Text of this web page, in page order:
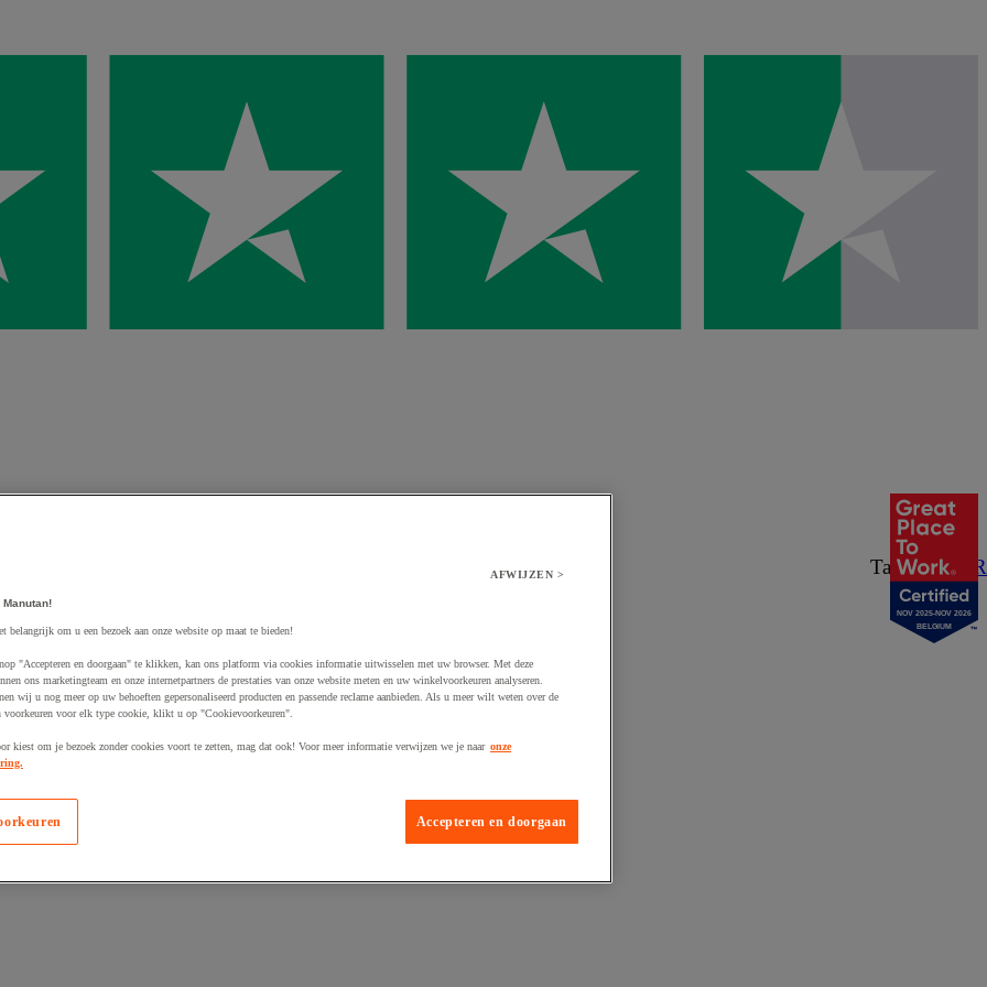
Taal:NL/ FR
aan winkelwagen
NOV 2025-NOV 2026
BELGIUM
AFWIJZEN >
belangrijk om u een bezoek aan onze website op maat te bieden!
"Accepteren en doorgaan" te klikken, kan ons platform via cookies informatie uitwisselen met uw browser. Met deze
ons marketingteam en onze internetpartners de prestaties van onze website meten en uw winkelvoorkeuren analyseren.
wij u nog meer op uw behoeften gepersonaliseerd producten en passende reclame aanbieden. Als u meer wilt weten over de
voorkeuren voor elk type cookie, klikt u op "Cookievoorkeuren".
kiest om je bezoek zonder cookies voort te zetten, mag dat ook! Voor meer informatie verwijzen we je naar onze
Accepteren en doorgaan